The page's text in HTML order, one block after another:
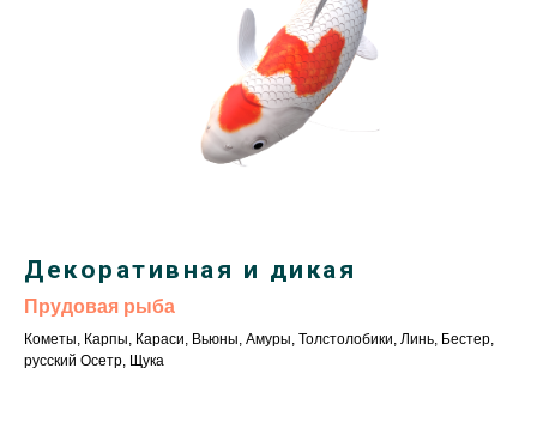
Декоративная и дикая
Прудовая рыба
Кометы, Карпы, Караси, Вьюны, Амуры, Толстолобики, Линь, Бестер,
русский Осетр, Щука